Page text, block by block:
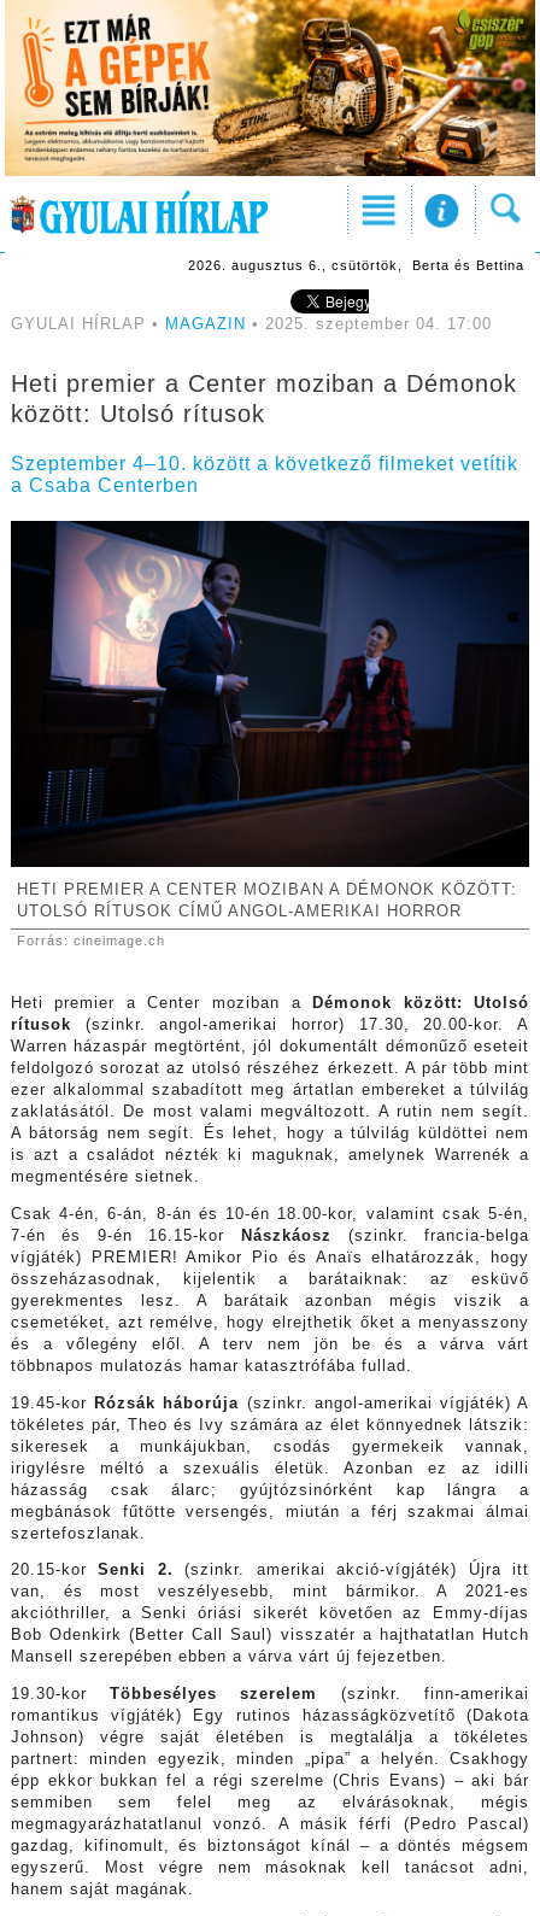
2026. augusztus 6., csütörtök, Berta és Bettina
GYULAI HÍRLAP • MAGAZIN • 2025. szeptember 04. 17:00
Heti premier a Center moziban a Démonok
között: Utolsó rítusok
Szeptember 4–10. között a következő filmeket vetítik
a Csaba Centerben
HETI PREMIER A CENTER MOZIBAN A DÉMONOK KÖZÖTT:
UTOLSÓ RÍTUSOK CÍMŰ ANGOL-AMERIKAI HORROR
Forrás: cineimage.ch
Heti premier a Center moziban a
Démonok között: Utolsó
rítusok (szinkr. angol-amerikai horror) 17.30, 20.00-kor. A
Warren házaspár megtörtént, jól dokumentált démonűző eseteit
feldolgozó sorozat az utolsó részéhez érkezett. A pár több mint
ezer alkalommal szabadított meg ártatlan embereket a túlvilág
zaklatásától. De most valami megváltozott. A rutin nem segít.
A bátorság nem segít. És lehet, hogy a túlvilág küldöttei nem
is azt a családot nézték ki maguknak, amelynek Warrenék a
megmentésére sietnek.
Csak 4-én, 6-án, 8-án és 10-én 18.00-kor, valamint csak 5-én,
7-én és 9-én 16.15-kor
Nászkáosz (szinkr. francia-belga
vígjáték) PREMIER! Amikor Pio és Anaïs elhatározzák, hogy
összeházasodnak, kijelentik a barátaiknak: az esküvő
gyerekmentes lesz. A barátaik azonban mégis viszik a
csemetéket, azt remélve, hogy elrejthetik őket a menyasszony
és a vőlegény elől. A terv nem jön be és a várva várt
többnapos mulatozás hamar katasztrófába fullad.
19.45-kor Rózsák háborúja (szinkr. angol-amerikai vígjáték) A
tökéletes pár, Theo és Ivy számára az élet könnyednek látszik:
sikeresek a munkájukban, csodás gyermekeik vannak,
irigylésre méltó a szexuális életük. Azonban ez az idilli
házasság csak álarc; gyújtózsinórként kap lángra a
megbánások fűtötte versengés, miután a férj szakmai álmai
szertefoszlanak.
20.15-korSenki 2.(szinkr. amerikai akció-vígjáték) Újra itt
van, és most veszélyesebb, mint bármikor. A 2021-es
akcióthriller, a Senki óriási sikerét követően az Emmy-díjas
Bob Odenkirk (Better Call Saul) visszatér a hajthatatlan Hutch
Mansell szerepében ebben a várva várt új fejezetben.
19.30-korTöbbesélyes szerelem (szinkr. finn-amerikai
romantikus vígjáték) Egy rutinos házasságközvetítő (Dakota
Johnson) végre saját életében is megtalálja a tökéletes
partnert: minden egyezik, minden „pipa” a helyén. Csakhogy
épp ekkor bukkan fel a régi szerelme (Chris Evans) – aki bár
semmiben sem felel meg az elvárásoknak, mégis
megmagyarázhatatlanul vonzó. A másik férfi (Pedro Pascal)
gazdag, kifinomult, és biztonságot kínál – a döntés mégsem
egyszerű. Most végre nem másoknak kell tanácsot adni,
hanem saját magának.